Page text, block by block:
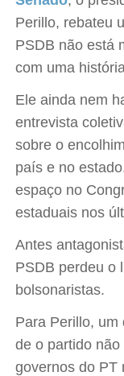
Perillo, rebateu
PSDB não está
com uma
Ele ainda nem
entrevista
sobre o
país e no
espaço no
estaduais nos
Antes
PSDB perdeu o
bolsonaristas.
Para Perillo, um
de o partido
governos do PT